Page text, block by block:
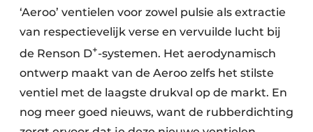
‘Aeroo’ ventielen voor zowel pulsie als extractie
van respectievelijk verse en vervuilde lucht bij
de Renson D+-systemen. Het aerodynamisch
ontwerp maakt van de Aeroo zelfs het stilste
ventiel met de laagste drukval op de markt. En
nog meer goed nieuws, want de rubberdichting